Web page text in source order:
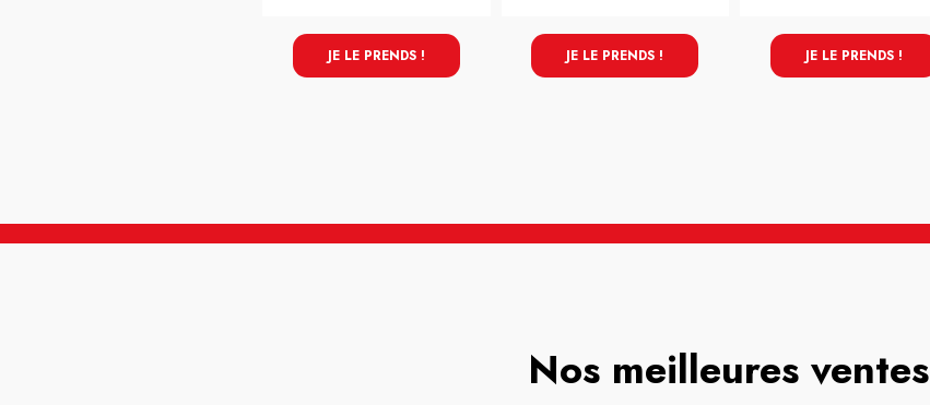
JE LE PRENDS ! JE LE PRENDS ! JE LE PRENDS !
Nos meilleures ventes